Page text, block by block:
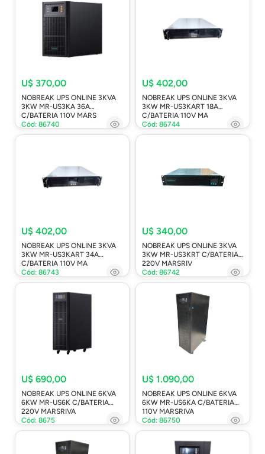
U$ 370,00
NOBREAK UPS ONLINE 3KVA
3KW MR-US3KA 36A
C/BATERIA 110V MARS
Cód: 86740
U$ 402,00
NOBREAK UPS ONLINE 3KVA
3KW MR-US3KART 18A
C/BATERIA 110V MA
Cód: 86744
U$ 402,00
NOBREAK UPS ONLINE 3KVA
3KW MR-US3KART 34A
C/BATERIA 110V MA
Cód: 86743
U$ 340,00
NOBREAK UPS ONLINE 3KVA
3KW MR-US3KRT C/BATERIA
220V MARSRIV
Cód: 86742
U$ 690,00
NOBREAK UPS ONLINE 6KVA
6KW MR-US6K C/BATERIA
220V MARSRIVA
Cód: 8675
U$ 1.090,00
NOBREAK UPS ONLINE 6KVA
6KW MR-US6KA C/BATERIA
110V MARSRIVA
Cód: 86750